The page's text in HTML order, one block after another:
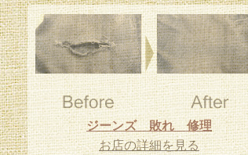
ジーンズ 敗れ 修理
お店の詳細を見る